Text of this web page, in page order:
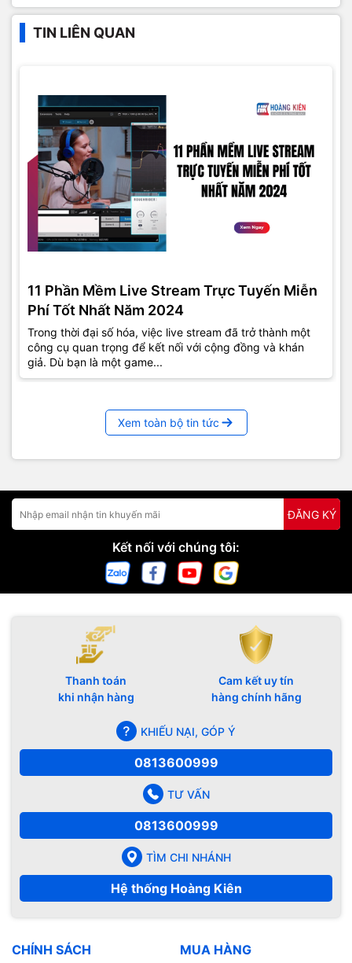
TIN LIÊN QUAN
11 Phần Mềm Live Stream Trực Tuyến Miễn
Phí Tốt Nhất Năm 2024
Trong thời đại số hóa, việc live stream đã trở thành một
công cụ quan trọng để kết nối với cộng đồng và khán
giả. Dù bạn là một game...
Xem toàn bộ tin tức
ĐĂNG KÝ
Kết nối với chúng tôi:
Thanh toán
khi nhận hàng
Cam kết uy tín
hàng chính hãng
KHIẾU NẠI, GÓP Ý
0813600999
TƯ VẤN
0813600999
TÌM CHI NHÁNH
Hệ thống Hoàng Kiên
CHÍNH SÁCH MUA HÀNG